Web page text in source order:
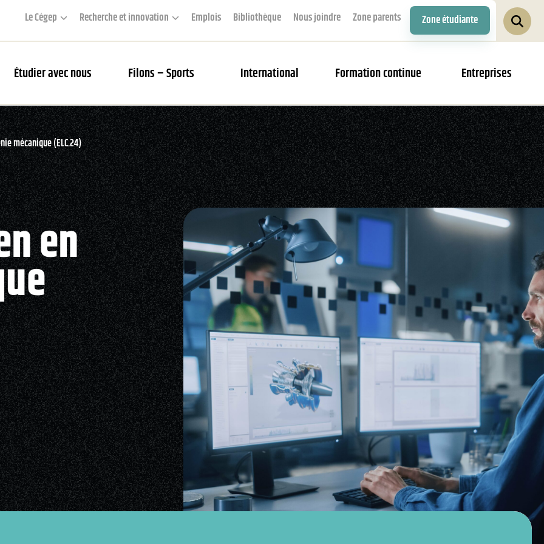
Le Cégep Recherche et innovation Emplois Bibliothèque Nous joindre Zone parents Zone étudiante
Étudier avec nous Filons – Sports International Formation continue Entreprises
des Filons
des matchs et webdiffusion
Filons
questions
mécanique (ELC.24)
en